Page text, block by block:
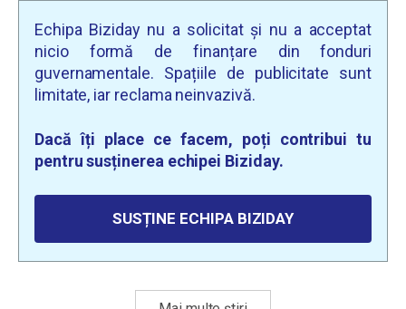
Echipa Biziday nu a solicitat și nu a acceptat
nicio formă de finanțare din fonduri
guvernamentale. Spațiile de publicitate sunt
limitate, iar reclama neinvazivă.
Dacă îți place ce facem, poți contribui tu
pentru susținerea echipei Biziday.
SUSȚINE ECHIPA BIZIDAY